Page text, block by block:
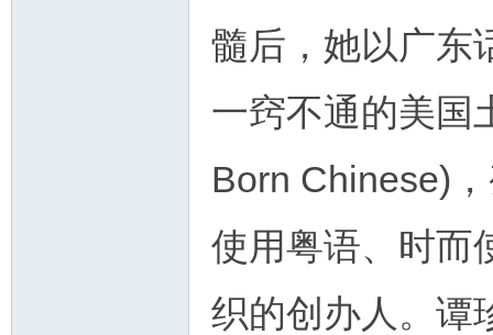
髓后，她以广东
一窍不通的美国
Born Chinese)
使用粤语、时而
织的创办人。谭